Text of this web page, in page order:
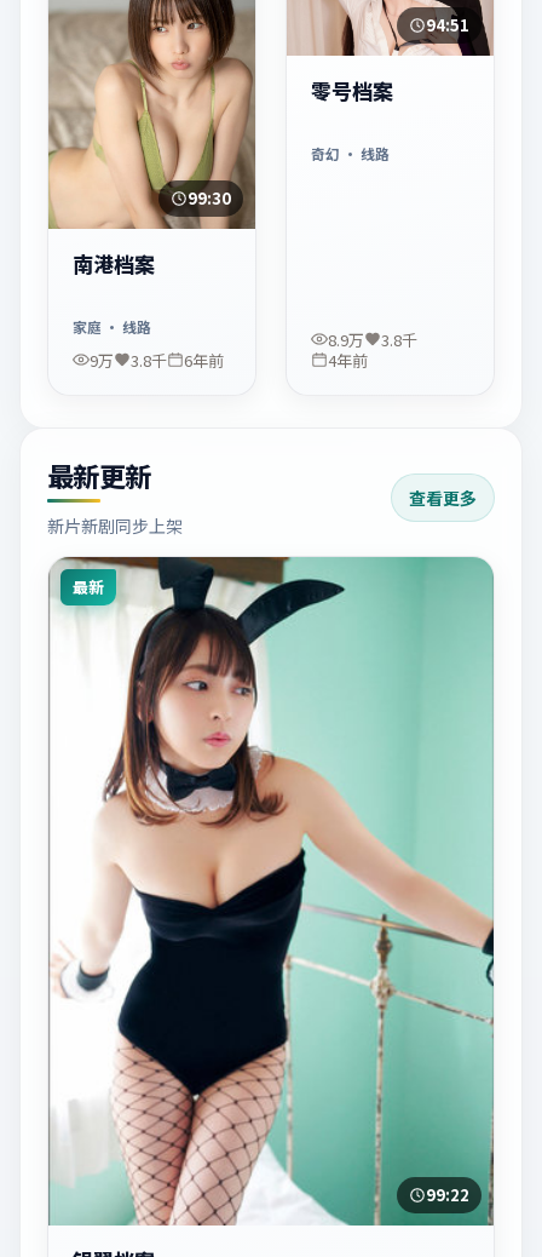
99:30
南港档案
家庭 · 线路
9万 3.8千 6年前
94:51
零号档案
奇幻 · 线路
8.9万
3.8千
4年前
最新更新
新片新剧同步上架
查看更多
最新
99:22